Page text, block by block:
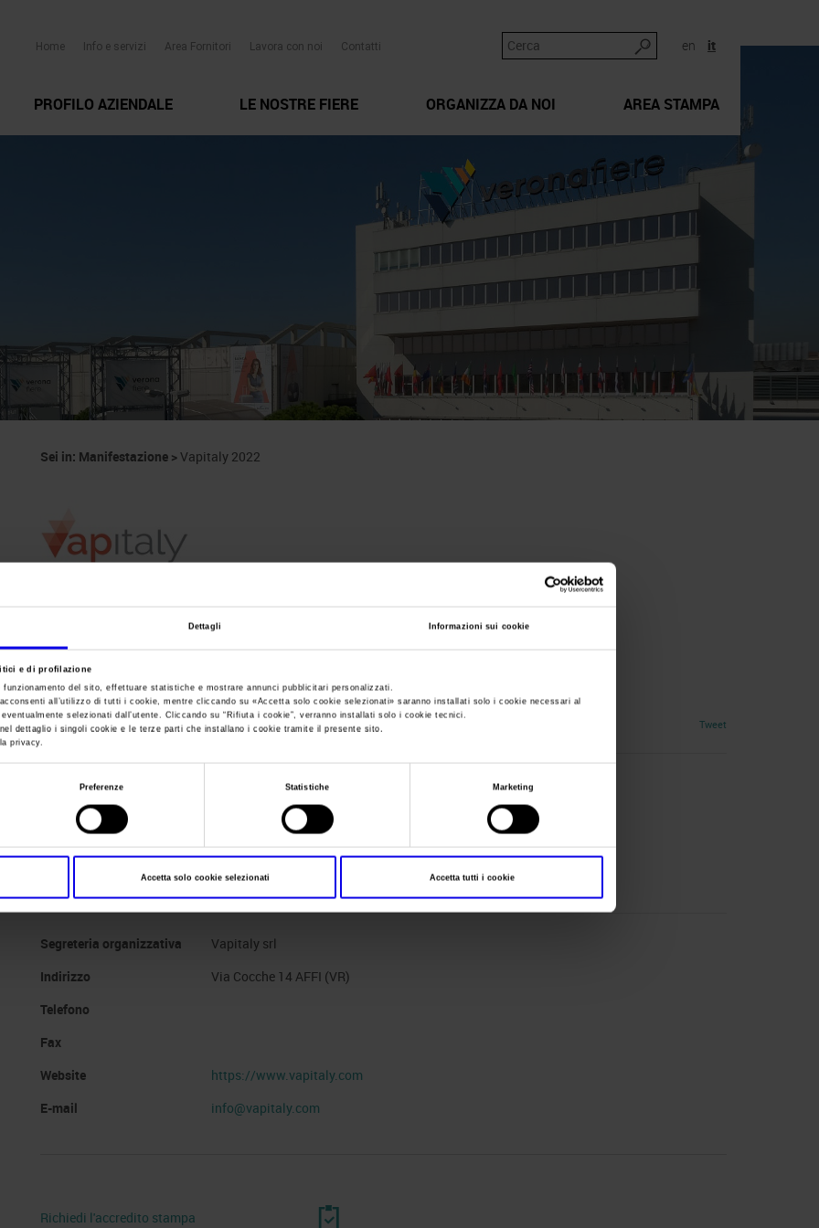
Dettagli Informazioni sui cookie
e di profilazione
del sito, effettuare statistiche e mostrare annunci pubblicitari personalizzati.
all’utilizzo di tutti i cookie, mentre cliccando su «Accetta solo cookie selezionati» saranno installati solo i cookie necessari al
selezionati dall’utente. Cliccando su “Rifiuta i cookie”, verranno installati solo i cookie tecnici.
dettaglio i singoli cookie e le terze parti che installano i cookie tramite il presente sito.
privacy.
Preferenze Statistiche Marketing
Accetta solo cookie selezionati Accetta tutti i cookie
en it
Home Info e servizi Area Fornitori Lavora con noi Contatti
PROFILO AZIENDALE LE NOSTRE FIERE ORGANIZZA DA NOI AREA STAMPA
Sei in: Manifestazione>Vapitaly 2022
Vapitaly
Il punto di incontro per produttori, distributori, rivenditori e vapers
Tweet
14/05/2022 - 16/05/2022
Frequenza
Website
https://www.vapitaly.com
info@vapitaly.com
Segreteria organizzativa
Vapitaly srl
Indirizzo
Via Cocche 14 AFFI (VR)
Telefono
Fax
Website
https://www.vapitaly.com
E-mail
info@vapitaly.com
Richiedi l'accredito stampa